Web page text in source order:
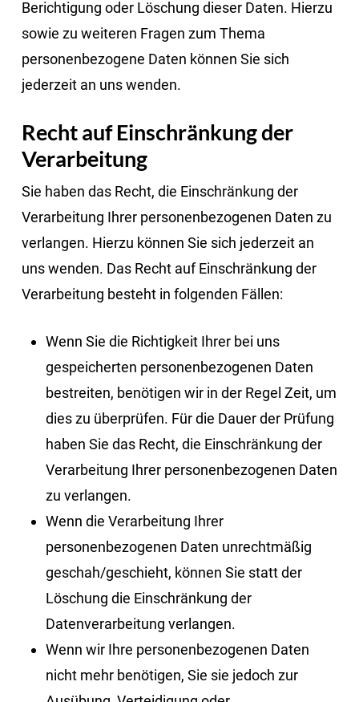
Berichtigung oder Löschung dieser Daten. Hierzu
sowie zu weiteren Fragen zum Thema
personenbezogene Daten können Sie sich
jederzeit an uns wenden.
Recht auf Einschränkung der
Verarbeitung
Sie haben das Recht, die Einschränkung der
Verarbeitung Ihrer personenbezogenen Daten zu
verlangen. Hierzu können Sie sich jederzeit an
uns wenden. Das Recht auf Einschränkung der
Verarbeitung besteht in folgenden Fällen:
Wenn Sie die Richtigkeit Ihrer bei uns
gespeicherten personenbezogenen Daten
bestreiten, benötigen wir in der Regel Zeit, um
dies zu überprüfen. Für die Dauer der Prüfung
haben Sie das Recht, die Einschränkung der
Verarbeitung Ihrer personenbezogenen Daten
zu verlangen.
Wenn die Verarbeitung Ihrer
personenbezogenen Daten unrechtmäßig
geschah/geschieht, können Sie statt der
Löschung die Einschränkung der
Datenverarbeitung verlangen.
Wenn wir Ihre personenbezogenen Daten
nicht mehr benötigen, Sie sie jedoch zur